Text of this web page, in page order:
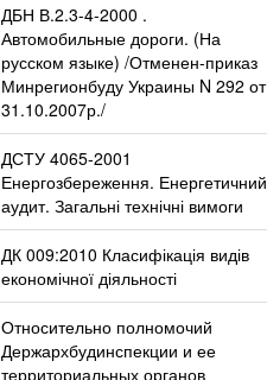
ДБН В.2.3-4-2000 .
Автомобильные дороги. (На
русском языке) /Отменен-приказ
Минрегионбуду Украины N 292 от
31.10.2007р./
ДСТУ 4065-2001
Енергозбереження. Енергетичний
аудит. Загальні технічні вимоги
ДК 009:2010 Класифікація видів
економічної діяльності
Относительно полномочий
Держархбудинспекции и ее
территориальных органов